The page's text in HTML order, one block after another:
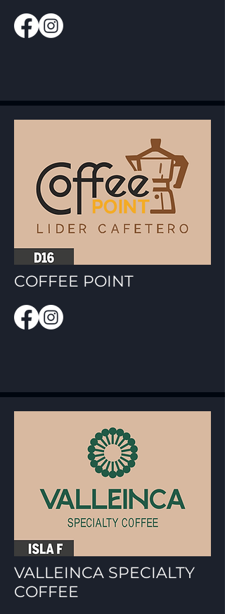
COFFEE POINT
VALLEINCA SPECIALTY
COFFEE